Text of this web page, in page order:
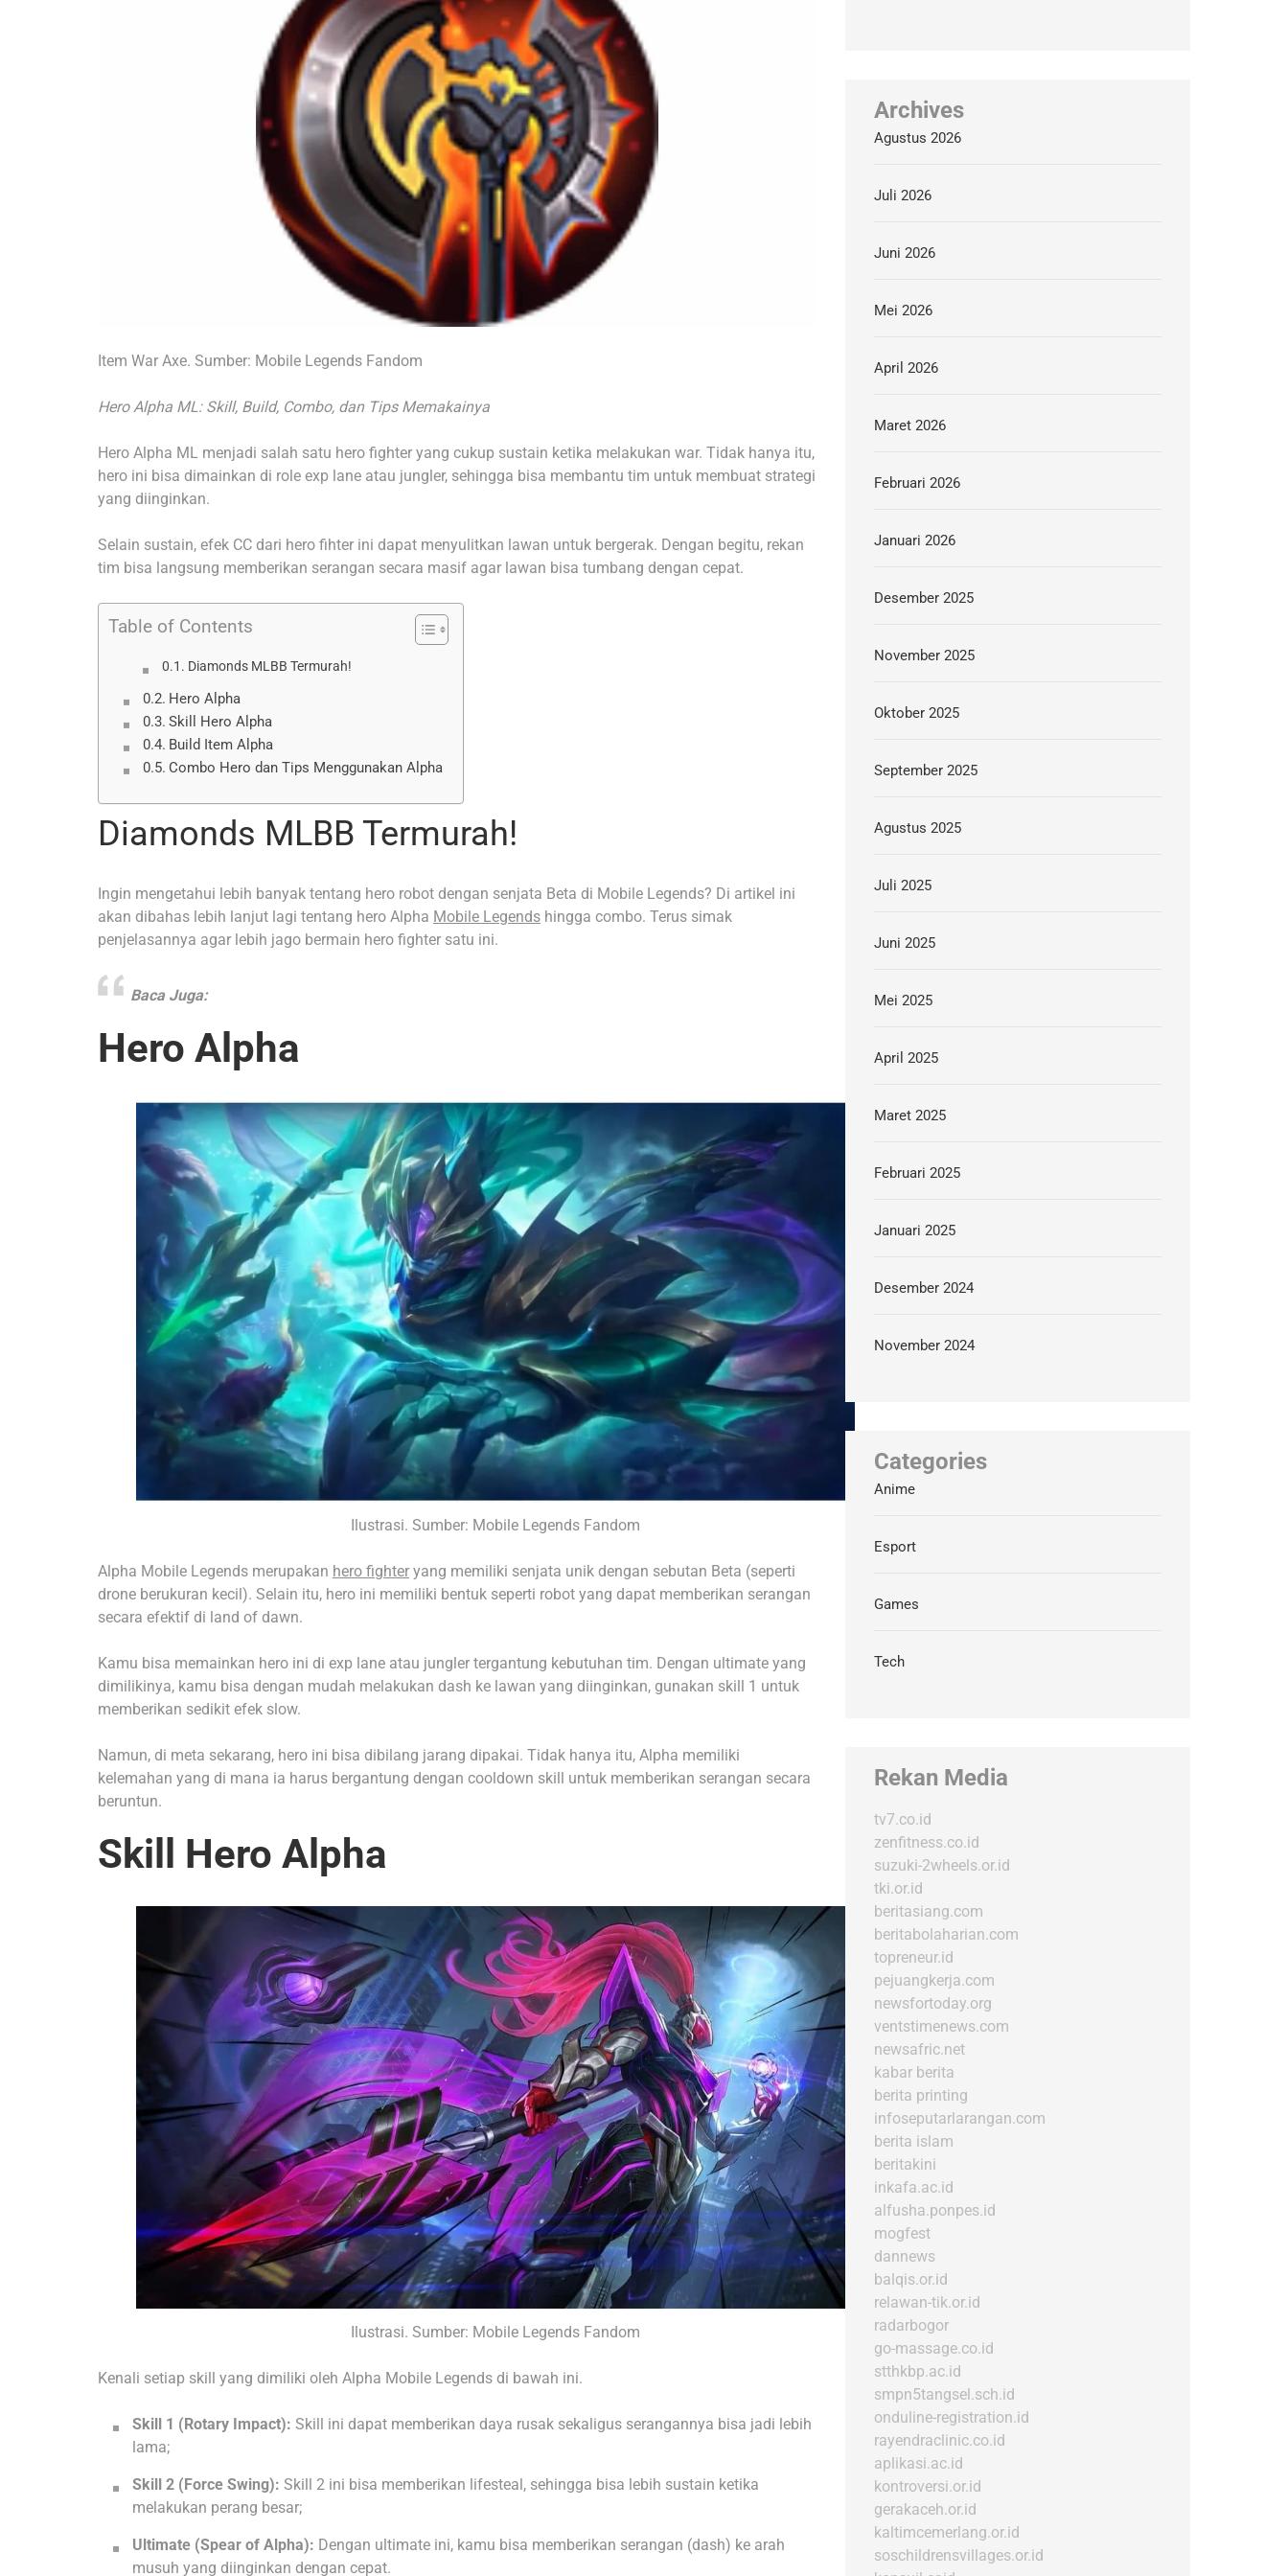
Item War Axe. Sumber: Mobile Legends Fandom
Hero Alpha ML: Skill, Build, Combo, dan Tips Memakainya
Hero Alpha ML menjadi salah satu hero fighter yang cukup sustain ketika melakukan war. Tidak hanya itu,
hero ini bisa dimainkan di role exp lane atau jungler, sehingga bisa membantu tim untuk membuat strategi
yang diinginkan.
Selain sustain, efek CC dari hero fihter ini dapat menyulitkan lawan untuk bergerak. Dengan begitu, rekan
tim bisa langsung memberikan serangan secara masif agar lawan bisa tumbang dengan cepat.
Table of Contents
Diamonds MLBB Termurah!
Hero Alpha
Skill Hero Alpha
Build Item Alpha
Combo Hero dan Tips Menggunakan Alpha
Diamonds MLBB Termurah!
Ingin mengetahui lebih banyak tentang hero robot dengan senjata Beta di Mobile Legends? Di artikel ini
akan dibahas lebih lanjut lagi tentang hero Alpha Mobile Legends hingga combo. Terus simak
penjelasannya agar lebih jago bermain hero fighter satu ini.
Baca Juga:
Hero Alpha
Ilustrasi. Sumber: Mobile Legends Fandom
Alpha Mobile Legends merupakan hero fighter yang memiliki senjata unik dengan sebutan Beta (seperti
drone berukuran kecil). Selain itu, hero ini memiliki bentuk seperti robot yang dapat memberikan serangan
secara efektif di land of dawn.
Kamu bisa memainkan hero ini di exp lane atau jungler tergantung kebutuhan tim. Dengan ultimate yang
dimilikinya, kamu bisa dengan mudah melakukan dash ke lawan yang diinginkan, gunakan skill 1 untuk
memberikan sedikit efek slow.
Namun, di meta sekarang, hero ini bisa dibilang jarang dipakai. Tidak hanya itu, Alpha memiliki
kelemahan yang di mana ia harus bergantung dengan cooldown skill untuk memberikan serangan secara
beruntun.
Skill Hero Alpha
Ilustrasi. Sumber: Mobile Legends Fandom
Kenali setiap skill yang dimiliki oleh Alpha Mobile Legends di bawah ini.
Skill 1 (Rotary Impact): Skill ini dapat memberikan daya rusak sekaligus serangannya bisa jadi lebih
lama;
Skill 2 (Force Swing): Skill 2 ini bisa memberikan lifesteal, sehingga bisa lebih sustain ketika
melakukan perang besar;
Ultimate (Spear of Alpha): Dengan ultimate ini, kamu bisa memberikan serangan (dash) ke arah
musuh yang diinginkan dengan cepat.
Archives
Agustus 2026
Juli 2026
Juni 2026
Mei 2026
April 2026
Maret 2026
Februari 2026
Januari 2026
Desember 2025
November 2025
Oktober 2025
September 2025
Agustus 2025
Juli 2025
Juni 2025
Mei 2025
April 2025
Maret 2025
Februari 2025
Januari 2025
Desember 2024
November 2024
Categories
Anime
Esport
Games
Tech
Rekan Media
tv7.co.id
zenfitness.co.id
suzuki-2wheels.or.id
tki.or.id
beritasiang.com
beritabolaharian.com
topreneur.id
pejuangkerja.com
newsfortoday.org
ventstimenews.com
newsafric.net
kabar berita
berita printing
infoseputarlarangan.com
berita islam
beritakini
inkafa.ac.id
alfusha.ponpes.id
mogfest
dannews
balqis.or.id
relawan-tik.or.id
radarbogor
go-massage.co.id
stthkbp.ac.id
smpn5tangsel.sch.id
onduline-registration.id
rayendraclinic.co.id
aplikasi.ac.id
kontroversi.or.id
gerakaceh.or.id
kaltimcemerlang.or.id
soschildrensvillages.or.id